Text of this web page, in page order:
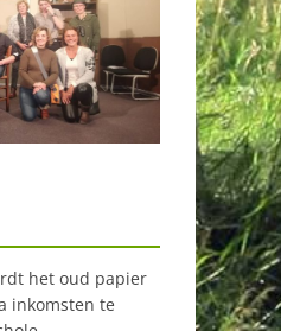
het oud papier
inkomsten te